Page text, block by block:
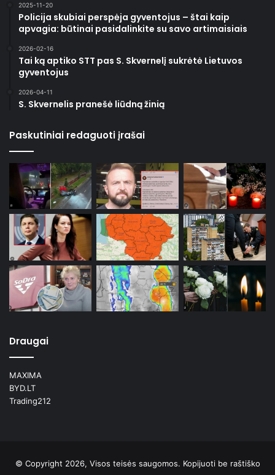
2025-11-20
Policija skubiai perspėja gyventojus – štai kaip
apvagia: būtinai pasidalinkite su savo artimaisiais
2026-02-16
Tai ką aptiko STT pas S. Skvernelį sukrėtė Lietuvos
gyventojus
2026-04-11
S. Skvernelis pranešė liūdną žinią
Paskutiniai redaguoti įrašai
Draugai
MAXIMA
BYD.LT
Trading212
© Copyright 2026, Visos teisės saugomos. Kopijuoti be raštiško